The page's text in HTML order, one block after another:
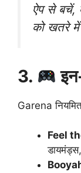
ऐप से बचें,
को खतरे
3.
Garena
Feel